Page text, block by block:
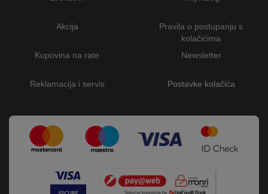
Akcija
Kupovina na rate
Reklamacija i servis
Pravila o postupanju s
kolačićima
Newsletter
Postavke kolačića